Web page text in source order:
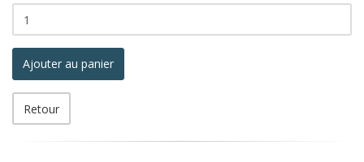
Ajouter au panier
Retour